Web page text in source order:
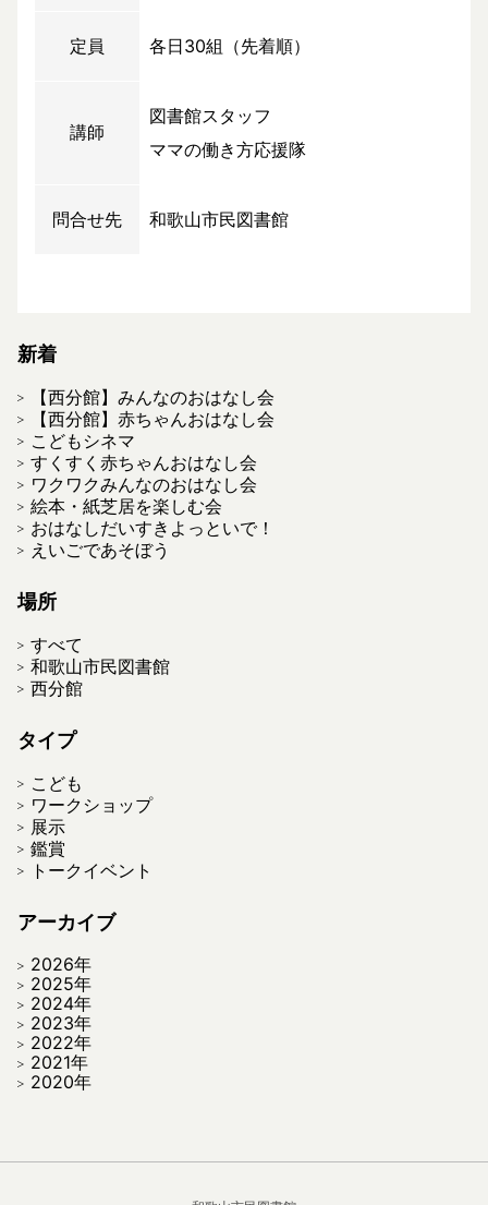
定員 各日30組（先着順）
講師
図書館スタッフ
ママの働き方応援隊
問合せ先 和歌山市民図書館
新着
【西分館】みんなのおはなし会
【西分館】赤ちゃんおはなし会
こどもシネマ
すくすく赤ちゃんおはなし会
ワクワクみんなのおはなし会
絵本・紙芝居を楽しむ会
おはなしだいすきよっといで！
えいごであそぼう
場所
すべて
和歌山市民図書館
西分館
タイプ
こども
ワークショップ
展示
鑑賞
トークイベント
アーカイブ
2026年
2025年
2024年
2023年
2022年
2021年
2020年